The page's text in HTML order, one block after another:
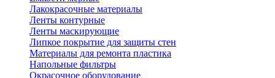
Лакокрасочные материалы
Ленты контурные
Ленты маскирующие
Липкое покрытие для защиты стен
Материалы для ремонта пластика
Напольные фильтры
Окрасочное оборудование